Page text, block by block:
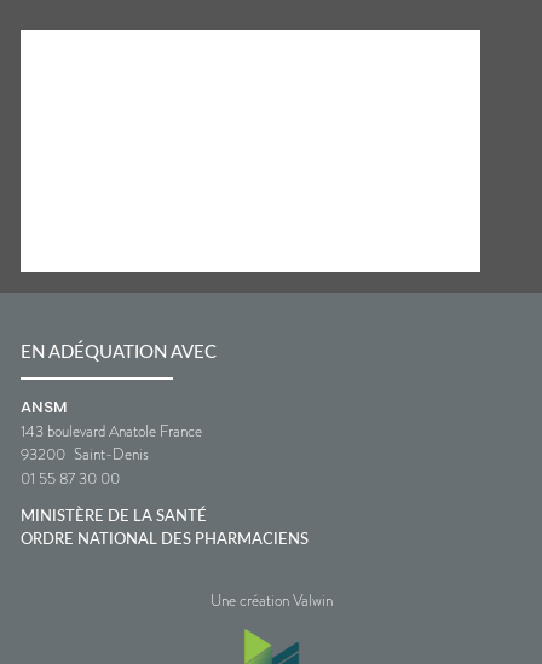
EN ADÉQUATION AVEC
ANSM
143 boulevard Anatole France
93200 Saint-Denis
01 55 87 30 00
MINISTÈRE DE LA SANTÉ
ORDRE NATIONAL DES PHARMACIENS
Une création Valwin